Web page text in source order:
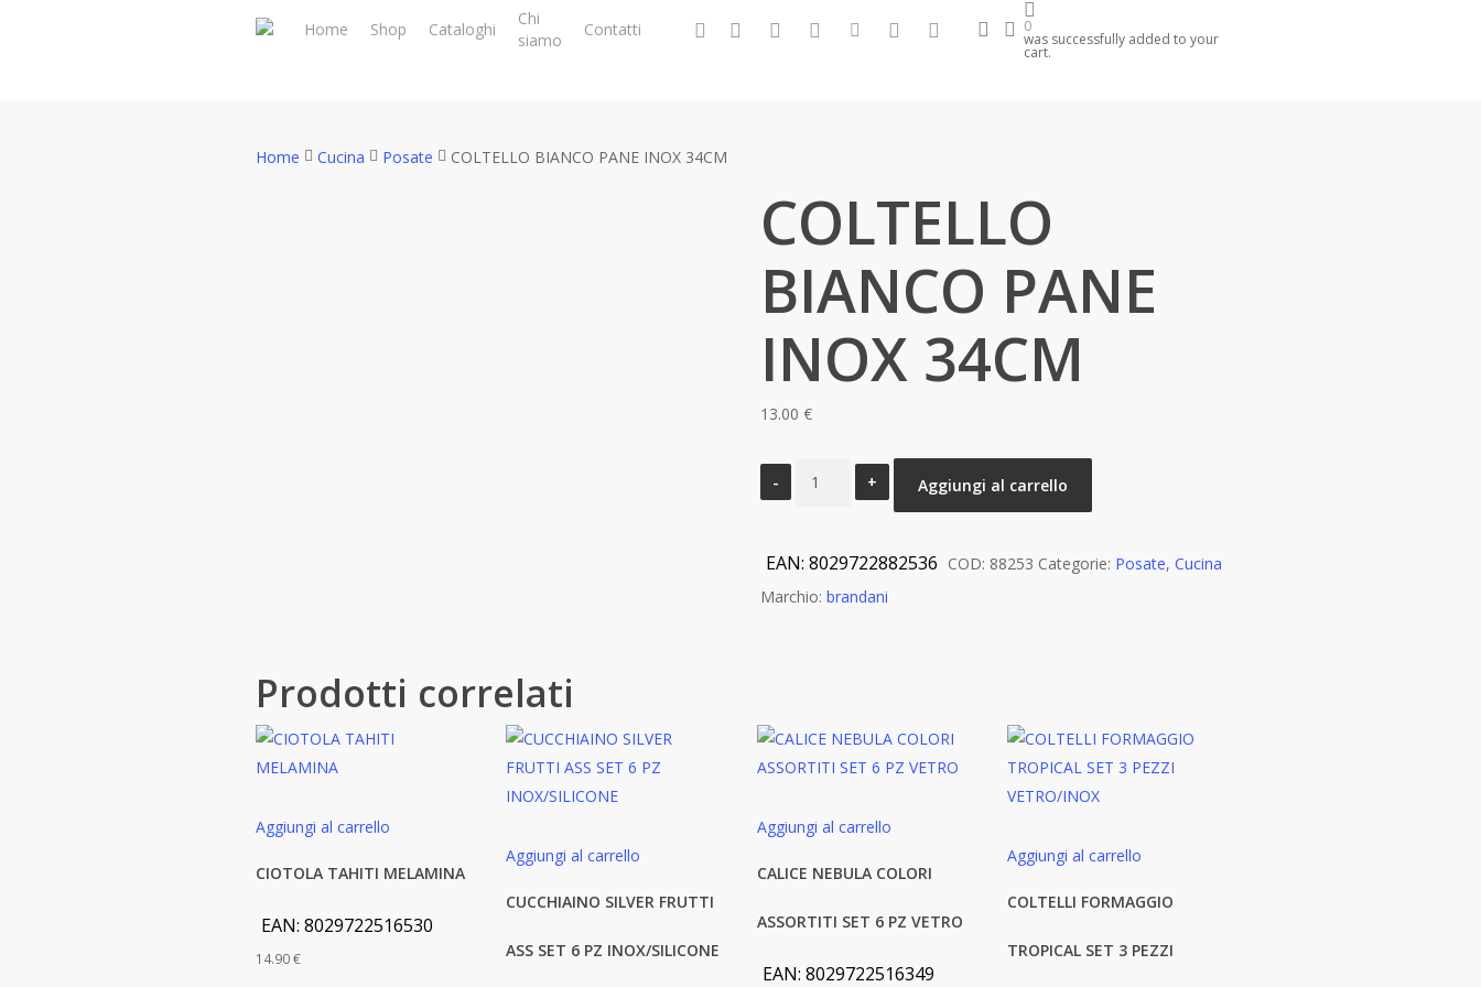
Home Shop Cataloghi
Chi
siamo
Contatti facebookgoogle- instagramwhatsapp
tiktok phone email searchaccount
0
was successfully added to your
cart.
Home Cucina Posate COLTELLO BIANCO PANE INOX 34CM
COLTELLO
BIANCO PANE
INOX 34CM
13.00 €
COLTELLO
INOX
34CM
Aggiungi al carrello
EAN: 8029722882536 COD: 88253 Categorie: Posate, Cucina
Marchio: brandani
Prodotti correlati
Aggiungi al carrello
CIOTOLA TAHITI MELAMINA
EAN: 8029722516530
14.90€
Aggiungi al carrello
CUCCHIAINO SILVER FRUTTI
ASS SET 6 PZ INOX/SILICONE
Aggiungi al carrello
CALICE NEBULA COLORI
ASSORTITI SET 6 PZ VETRO
EAN: 8029722516349
Aggiungi al carrello
COLTELLI FORMAGGIO
TROPICAL SET 3 PEZZI